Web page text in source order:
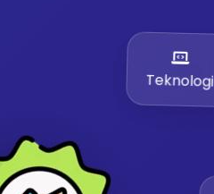
Teknologi